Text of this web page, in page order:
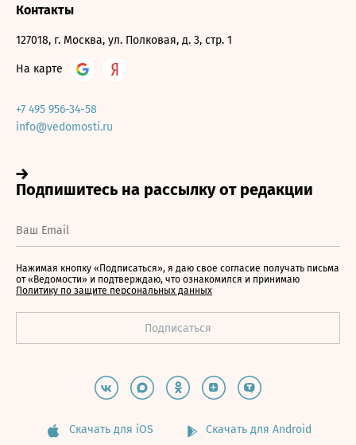
Контакты
127018, г. Москва, ул. Полковая, д. 3, стр. 1
На карте
+7 495 956-34-58
info@vedomosti.ru
Нажимая кнопку «Подписаться», я даю свое согласие получать письма
от «Ведомости» и подтверждаю, что ознакомился и принимаю
Политику по защите персональных данных
Скачать для iOS Скачать для Android